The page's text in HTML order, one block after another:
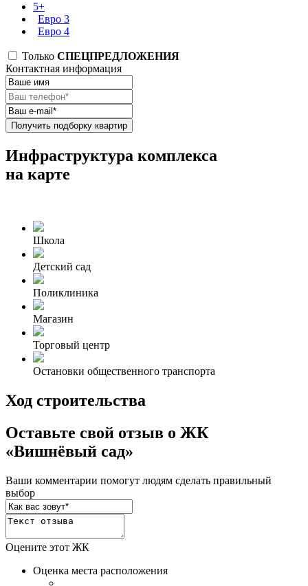
5+
Евро 3
Евро 4
Только СПЕЦПРЕДЛОЖЕНИЯ
Контактная информация
Получить подборку квартир
Инфраструктура комплекса
на карте
Школа
Детский сад
Поликлиника
Магазин
Торговый центр
Остановки общественного транспорта
Ход строительства
Оставьте свой отзыв о ЖК
«Вишнёвый сад»
Ваши комментарии помогут людям сделать правильный
выбор
Оцените этот ЖК
Оценка места расположения